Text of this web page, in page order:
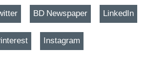
BD Newspaper LinkedIn
Instagram